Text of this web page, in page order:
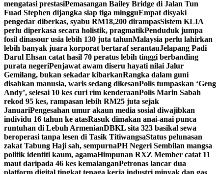
mengatasi prestasiPemasangan Bailey Bridge di Jalan Tun
Fuad Stephen dijangka siap tiga mingguEmpat disyaki
pengedar diberkas, syabu RM18,200 dirampasSistem KLIA
perlu diperkasa secara holistik, pragmatikPenduduk jumpa
fosil dinasour usia lebih 130 juta tahunMalaysia perlu lahirkan
lebih banyak juara korporat bertaraf serantauJelapang Padi
Darul Ehsan catat hasil 70 peratus lebih tinggi berbanding
purata negeriPenjawat awam diseru hayati nilai Jalur
Gemilang, bukan sekadar kibarkanRangka dalam guni
disahkan manusia, waris sedang dikesanPolis tumpaskan ‘Geng
Andy’, selesai 10 kes curi rim kenderaanPolis Marin Sabah
rekod 95 kes, rampasan lebih RM25 juta sejak
JanuariPengesahan umur akaun media sosial diwajibkan
individu 16 tahun ke atasRasuk dimakan anai-anai punca
runtuhan di Lebuh ArmenianDBKL sita 323 basikal sewa
beroperasi tanpa lesen di Tasik TitiwangsaStatus pelunasan
zakat Tabung Haji sah, sempurnaPH Negeri Sembilan mangsa
politik identiti kaum, agamaHimpunan RXZ Member catat 11
maut daripada 46 kes kemalanganPetronas lancar dua
platform digital tingkat tenaga kerja industri minyak dan gas